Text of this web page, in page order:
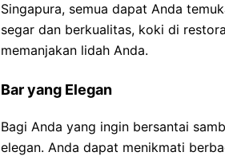
Singapura, semua dapat Anda
segar dan berkualitas, koki di
memanjakan lidah Anda.
Bar yang Elegan
Bagi Anda yang ingin bersantai
elegan. Anda dapat menikmati